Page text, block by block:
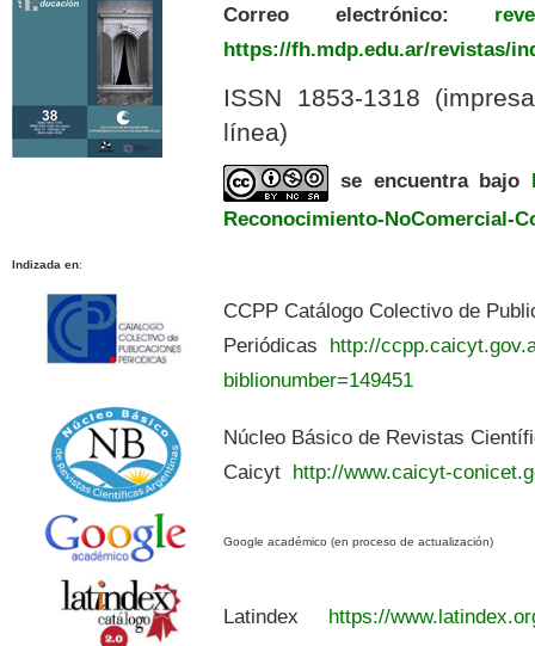
Correo electrónico:
https://fh.mdp.edu.ar/revistas/
ISSN 1853-1318
línea)
se encuentra bajo
Reconocimiento-NoComercial-
Indizada en:
CCPP Catálogo Colectivo de
Periódicas http://
biblionumber=149451
Núcleo Básico de Revistas
Caicyt http://www.caicyt-
Google académico (en proceso de actualización)
Latindex https://